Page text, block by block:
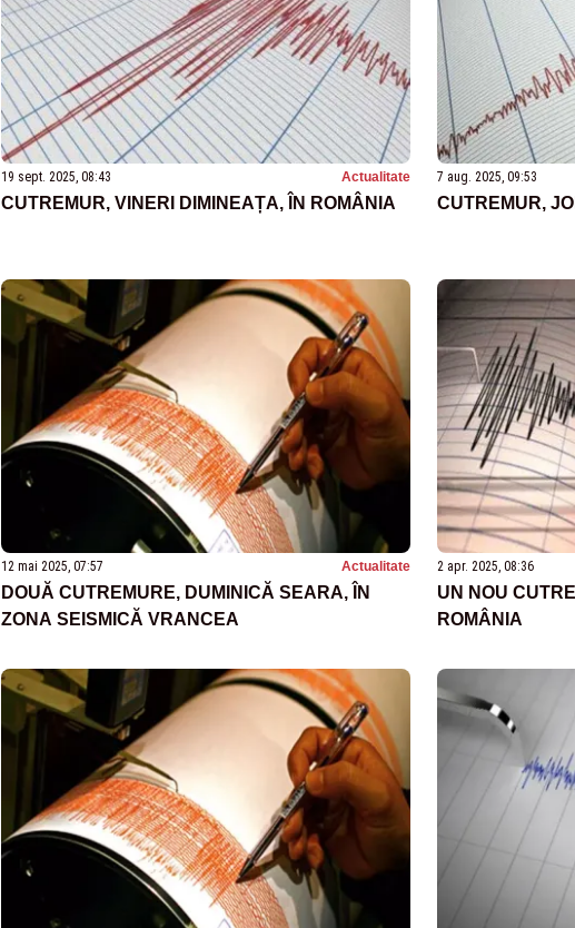
19 sept. 2025, 08:43 Actualitate
CUTREMUR, VINERI DIMINEAȚA, ÎN ROMÂNIA
7 aug. 2025, 09:53
CUTREMUR,
12 mai 2025, 07:57 Actualitate
DOUĂ CUTREMURE, DUMINICĂ SEARA, ÎN
ZONA SEISMICĂ VRANCEA
2 apr. 2025, 08:36
UN NOU
ROMÂNIA